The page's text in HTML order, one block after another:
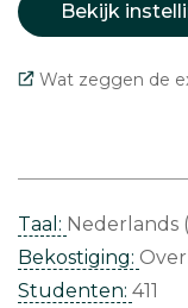
Bekijk
Wat zeggen de
Taal: Nederlands
Bekostiging:
Studenten: 411